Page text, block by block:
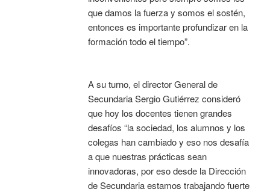
que damos la fuerza y somos el sostén,
entonces es importante profundizar en la
formación todo el tiempo”.
A su turno, el director General de
Secundaria Sergio Gutiérrez consideró
que hoy los docentes tienen grandes
desafíos “la sociedad, los alumnos y los
colegas han cambiado y eso nos desafía
a que nuestras prácticas sean
innovadoras, por eso desde la Dirección
de Secundaria estamos trabajando fuerte